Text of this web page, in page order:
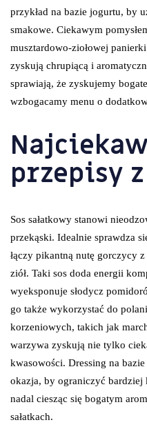
przykład na bazie jogurtu, by
smakowe. Ciekawym
musztardowo-ziołowej
zyskują chrupiącą i
sprawiają, że zyskujemy
wzbogacamy menu o
przepisy
Sos sałatkowy stanowi
przekąski. Idealnie sprawdza
łączy pikantną nutę gorczycy
ziół. Taki sos doda energii
wyeksponuje słodycz
go także wykorzystać do
korzeniowych, takich jak
warzywa zyskują nie tylko
kwasowości. Dressing na
okazja, by ograniczyć bardziej
nadal ciesząc się bogatym
sałatkach.